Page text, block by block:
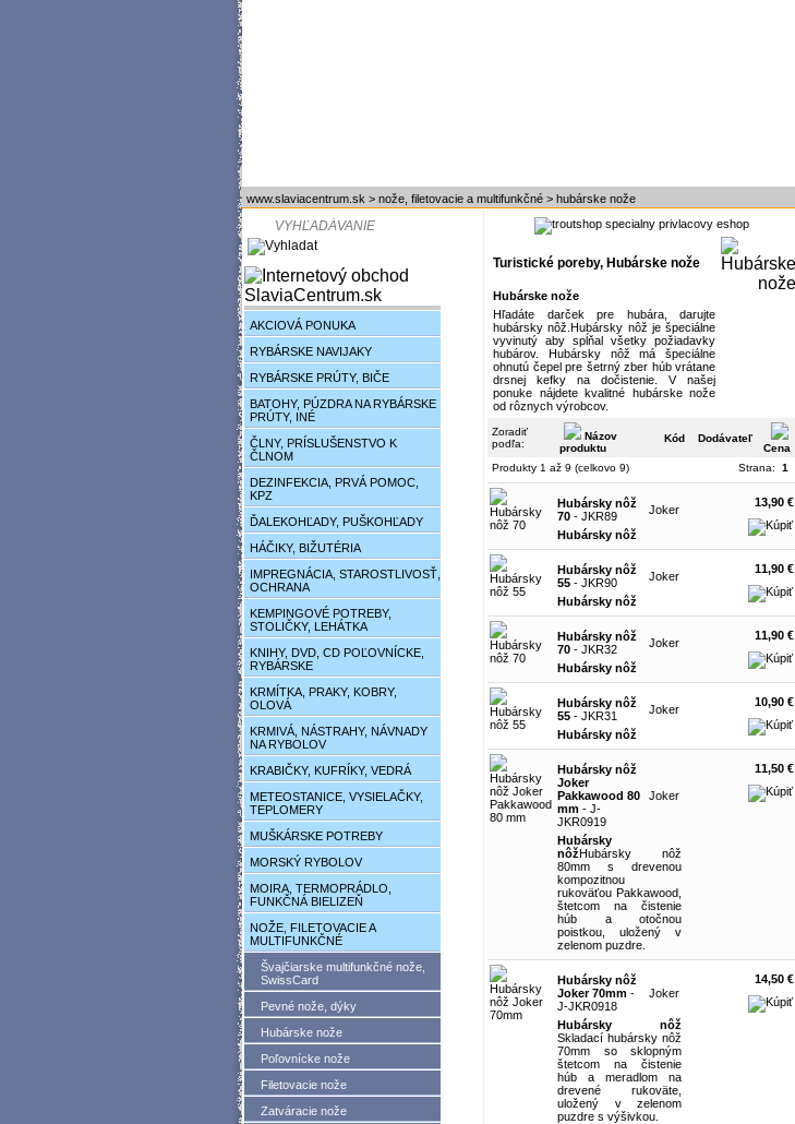
www.slaviacentrum.sk > nože, filetovacie a multifunkčné > hubárske nože
AKCIOVÁ PONUKA
RYBÁRSKE NAVIJAKY
RYBÁRSKE PRÚTY, BIČE
BATOHY, PÚZDRA NA RYBÁRSKE
PRÚTY, INÉ
ČLNY, PRÍSLUŠENSTVO K
ČLNOM
DEZINFEKCIA, PRVÁ POMOC,
KPZ
ĎALEKOHĽADY, PUŠKOHĽADY
HÁČIKY, BIŽUTÉRIA
IMPREGNÁCIA, STAROSTLIVOSŤ,
OCHRANA
KEMPINGOVÉ POTREBY,
STOLIČKY, LEHÁTKA
KNIHY, DVD, CD POĽOVNÍCKE,
RYBÁRSKE
KRMÍTKA, PRAKY, KOBRY,
OLOVÁ
KRMIVÁ, NÁSTRAHY, NÁVNADY
NA RYBOLOV
KRABIČKY, KUFRÍKY, VEDRÁ
METEOSTANICE, VYSIELAČKY,
TEPLOMERY
MUŠKÁRSKE POTREBY
MORSKÝ RYBOLOV
MOIRA, TERMOPRÁDLO,
FUNKČNÁ BIELIZEŇ
NOŽE, FILETOVACIE A
MULTIFUNKČNÉ
Švajčiarske multifunkčné nože,
SwissCard
Pevné nože, dýky
Hubárske nože
Poľovnícke nože
Filetovacie nože
Zatváracie nože
Turistické poreby, Hubárske nože
Hubárske nože
Hľadáte darček pre hubára, darujte
hubársky nôž.Hubársky nôž je špeciálne
vyvinutý aby spĺňal všetky požiadavky
hubárov. Hubársky nôž má špeciálne
ohnutú čepel pre šetrný zber húb vrátane
drsnej kefky na dočistenie. V našej
ponuke nájdete kvalitné hubárske nože
od rôznych výrobcov.
Zoradiť
podľa:
Názov
produktu
Kód
Dodávateľ
Cena
Produkty 1 až 9 (celkovo 9)
Strana: 1
Hubársky nôž
70 - JKR89
Joker
Hubársky nôž
13,90 €
Hubársky nôž
55 - JKR90
Joker
Hubársky nôž
11,90 €
Hubársky nôž
70 - JKR32
Joker
Hubársky nôž
11,90 €
Hubársky nôž
55 - JKR31
Joker
Hubársky nôž
10,90 €
Hubársky nôž
Joker
Pakkawood 80
mm - J-
JKR0919
Joker
Hubársky
nôžHubársky nôž
80mm s drevenou
kompozitnou
rukoväťou Pakkawood,
štetcom na čistenie
húb a otočnou
poistkou, uložený v
zelenom puzdre.
11,50 €
Hubársky nôž
Joker 70mm -
J-JKR0918
Joker
Hubársky nôž
Skladací hubársky nôž
70mm so sklopným
štetcom na čistenie
húb a meradlom na
drevené rukoväte,
uložený v zelenom
puzdre s výšivkou.
14,50 €